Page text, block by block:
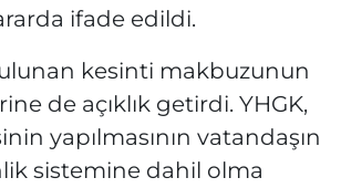
ifade edildi.
kesinti makbuzunun
de açıklık getirdi. YHGK,
yapılmasının vatandaşın
sistemine dahil olma